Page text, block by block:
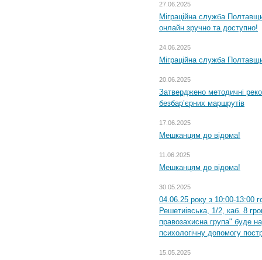
27.06.2025
Міграційна служба
онлайн зручно та доступно!
24.06.2025
Міграційна служба
20.06.2025
Затверджено методичні
безбар’єрних маршрутів
17.06.2025
Мешканцям до відома!
11.06.2025
Мешканцям до відома!
30.05.2025
04.06.25 року з 10:00-13:00
Решетиівська, 1/2, каб. 8
правозахисна група" буде
психологічну допомогу
15.05.2025